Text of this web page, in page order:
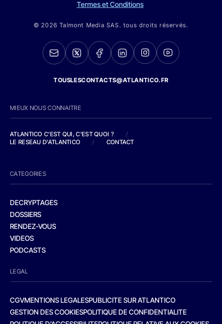
Termes et Conditions
© 2026 Talmont Media SAS. tous droits réservés.
TOUSLESCONTACTS@ATLANTICO.FR
MIEUX NOUS CONNAITRE
ATLANTICO C'EST QUI, C'EST QUOI ?
/
LE RESEAU D'ATLANTICO
/ CONTACT
CATEGORIES
DECRYPTAGES
DOSSIERS
RENDEZ-VOUS
VIDEOS
PODCASTS
LEGAL
CGVMENTIONS LEGALESPUBLICITE SUR ATLANTICO
GESTION DES COOKIESPOLITIQUE DE CONFIDENTIALITE